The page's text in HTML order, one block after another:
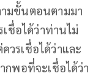
มขั้นตอนตามมา
ชื่อได้ว่าท่านไม่
วรเชื่อได้ว่าและ
กพอที่จะเชื่อได้ว่า